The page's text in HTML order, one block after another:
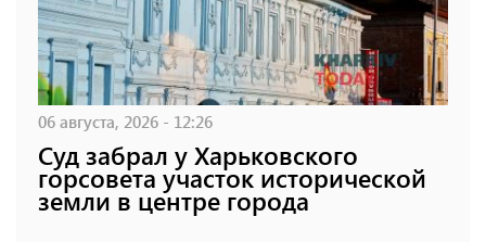
06 августа, 2026 - 12:26
Суд забрал у Харьковского
горсовета участок исторической
земли в центре города